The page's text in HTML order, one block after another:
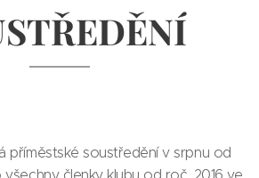
příměstské soustředění v srpnu od